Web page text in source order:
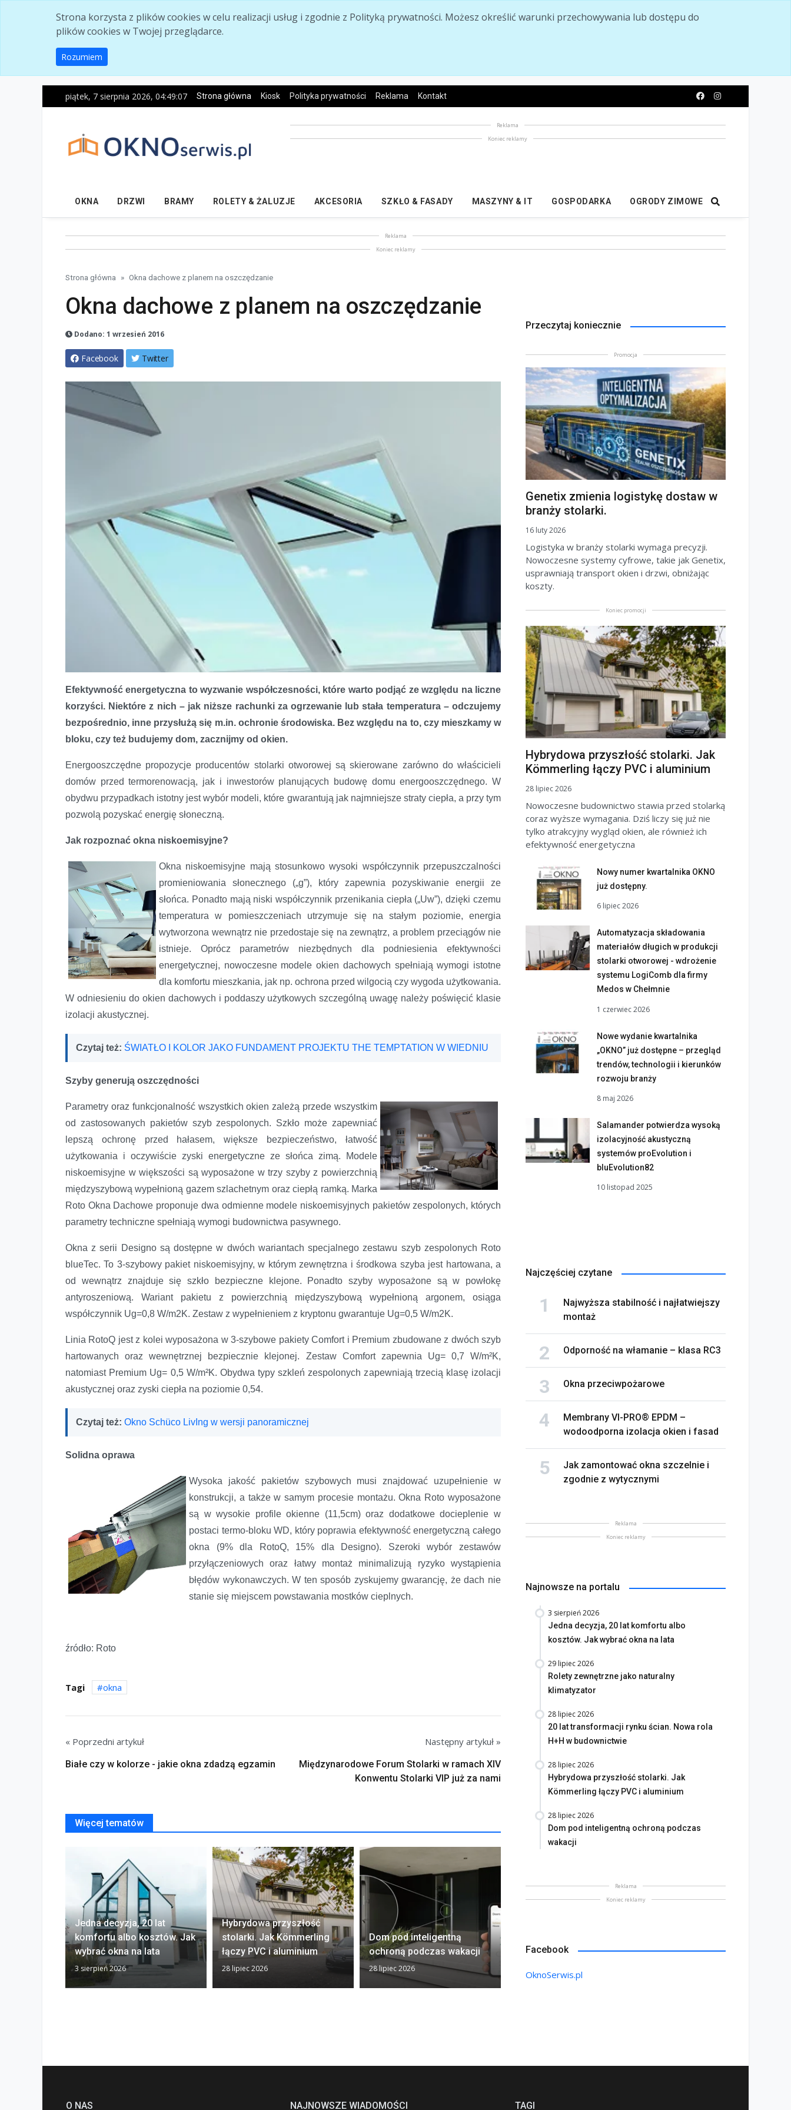
Strona korzysta z plików cookies w celu realizacji usług i zgodnie z Polityką prywatności. Możesz określić warunki przechowywania lub dostępu do
plików cookies w Twojej przeglądarce.
Rozumiem
piątek, 7 sierpnia 2026, 04:49:08 Strona główna Kiosk Polityka prywatności Reklama Kontakt
Reklama
Koniec reklamy
OKNA DRZWI BRAMY ROLETY & ŻALUZJE AKCESORIA SZKŁO & FASADY MASZYNY & IT GOSPODARKA OGRODY ZIMOWE
Reklama
Koniec reklamy
Strona główna Okna dachowe z planem na oszczędzanie
Okna dachowe z planem na oszczędzanie
Dodano: 1 wrzesień 2016
Facebook Twitter
Okna dachowe z planem na oszczędzanie
Efektywność energetyczna to wyzwanie współczesności, które warto podjąć ze względu na liczne
korzyści. Niektóre z nich – jak niższe rachunki za ogrzewanie lub stała temperatura – odczujemy
bezpośrednio, inne przysłużą się m.in. ochronie środowiska. Bez względu na to, czy mieszkamy w
bloku, czy też budujemy dom, zacznijmy od okien.
Energooszczędne propozycje producentów stolarki otworowej są skierowane zarówno do właścicieli
domów przed termorenowacją, jak i inwestorów planujących budowę domu energooszczędnego. W
obydwu przypadkach istotny jest wybór modeli, które gwarantują jak najmniejsze straty ciepła, a przy tym
pozwolą pozyskać energię słoneczną.
Jak rozpoznać okna niskoemisyjne?
Okna niskoemisyjne mają stosunkowo wysoki współczynnik przepuszczalności
promieniowania słonecznego („g”), który zapewnia pozyskiwanie energii ze
słońca. Ponadto mają niski współczynnik przenikania ciepła („Uw”), dzięki czemu
temperatura w pomieszczeniach utrzymuje się na stałym poziomie, energia
wytworzona wewnątrz nie przedostaje się na zewnątrz, a problem przeciągów nie
istnieje. Oprócz parametrów niezbędnych dla podniesienia efektywności
energetycznej, nowoczesne modele okien dachowych spełniają wymogi istotne
dla komfortu mieszkania, jak np. ochrona przed wilgocią czy wygoda użytkowania.
W odniesieniu do okien dachowych i poddaszy użytkowych szczególną uwagę należy poświęcić klasie
izolacji akustycznej.
Czytaj też: ŚWIATŁO I KOLOR JAKO FUNDAMENT PROJEKTU THE TEMPTATION W WIEDNIU
Szyby generują oszczędności
Parametry oraz funkcjonalność wszystkich okien zależą przede wszystkim
od zastosowanych pakietów szyb zespolonych. Szkło może zapewniać
lepszą ochronę przed hałasem, większe bezpieczeństwo, łatwość
użytkowania i oczywiście zyski energetyczne ze słońca zimą. Modele
niskoemisyjne w większości są wyposażone w trzy szyby z powierzchnią
międzyszybową wypełnioną gazem szlachetnym oraz ciepłą ramką. Marka
Roto Okna Dachowe proponuje dwa odmienne modele niskoemisyjnych pakietów zespolonych, których
parametry techniczne spełniają wymogi budownictwa pasywnego.
Okna z serii Designo są dostępne w dwóch wariantach specjalnego zestawu szyb zespolonych Roto
blueTec. To 3-szybowy pakiet niskoemisyjny, w którym zewnętrzna i środkowa szyba jest hartowana, a
od wewnątrz znajduje się szkło bezpieczne klejone. Ponadto szyby wyposażone są w powłokę
antyroszeniową. Wariant pakietu z powierzchnią międzyszybową wypełnioną argonem, osiąga
współczynnik Ug=0,8 W/m2K. Zestaw z wypełnieniem z kryptonu gwarantuje Ug=0,5 W/m2K.
Linia RotoQ jest z kolei wyposażona w 3-szybowe pakiety Comfort i Premium zbudowane z dwóch szyb
hartowanych oraz wewnętrznej bezpiecznie klejonej. Zestaw Comfort zapewnia Ug= 0,7 W/m²K,
natomiast Premium Ug= 0,5 W/m²K. Obydwa typy szkleń zespolonych zapewniają trzecią klasę izolacji
akustycznej oraz zyski ciepła na poziomie 0,54.
Czytaj też: Okno Schüco LivIng w wersji panoramicznej
Solidna oprawa
Wysoka jakość pakietów szybowych musi znajdować uzupełnienie w
konstrukcji, a także w samym procesie montażu. Okna Roto wyposażone
są w wysokie profile okienne (11,5cm) oraz dodatkowe docieplenie w
postaci termo-bloku WD, który poprawia efektywność energetyczną całego
okna (9% dla RotoQ, 15% dla Designo). Szeroki wybór zestawów
przyłączeniowych oraz łatwy montaż minimalizują ryzyko wystąpienia
błędów wykonawczych. W ten sposób zyskujemy gwarancję, że dach nie
stanie się miejscem powstawania mostków cieplnych.
źródło: Roto
Tagi okna
« Poprzedni artykuł
Białe czy w kolorze - jakie okna zdadzą egzamin
Następny artykuł »
Międzynarodowe Forum Stolarki w ramach XIV
Konwentu Stolarki VIP już za nami
Więcej tematów
Jedna decyzja, 20 lat
komfortu albo kosztów. Jak
wybrać okna na lata
3 sierpień 2026
Hybrydowa przyszłość
stolarki. Jak Kömmerling
łączy PVC i aluminium
28 lipiec 2026
Dom pod inteligentną
ochroną podczas wakacji
28 lipiec 2026
i automatyzacja
parametry
Przeczytaj koniecznie
Promocja
Genetix zmienia logistykę dostaw w
branży stolarki.
16 luty 2026
Logistyka w branży stolarki wymaga precyzji.
Nowoczesne systemy cyfrowe, takie jak Genetix,
usprawniają transport okien i drzwi, obniżając
koszty.
Koniec promocji
Hybrydowa przyszłość stolarki. Jak
Kömmerling łączy PVC i aluminium
28 lipiec 2026
Nowoczesne budownictwo stawia przed stolarką
coraz wyższe wymagania. Dziś liczy się już nie
tylko atrakcyjny wygląd okien, ale również ich
efektywność energetyczna
Nowy numer kwartalnika OKNO
już dostępny.
6 lipiec 2026
Automatyzacja składowania
materiałów długich w produkcji
stolarki otworowej - wdrożenie
systemu LogiComb dla firmy
Medos w Chełmnie
1 czerwiec 2026
Nowe wydanie kwartalnika
„OKNO” już dostępne – przegląd
trendów, technologii i kierunków
rozwoju branży
8 maj 2026
Salamander potwierdza wysoką
izolacyjność akustyczną
systemów proEvolution i
bluEvolution82
10 listopad 2025
Najczęściej czytane
Najwyższa stabilność i najłatwiejszy
montaż
Odporność na włamanie – klasa RC3
Okna przeciwpożarowe
Membrany VI-PRO® EPDM –
wodoodporna izolacja okien i fasad
Jak zamontować okna szczelnie i
zgodnie z wytycznymi
Reklama
Koniec reklamy
Najnowsze na portalu
3 sierpień 2026
Jedna decyzja, 20 lat komfortu albo
kosztów. Jak wybrać okna na lata
29 lipiec 2026
Rolety zewnętrzne jako naturalny
klimatyzator
28 lipiec 2026
20 lat transformacji rynku ścian. Nowa rola
H+H w budownictwie
28 lipiec 2026
Hybrydowa przyszłość stolarki. Jak
Kömmerling łączy PVC i aluminium
28 lipiec 2026
Dom pod inteligentną ochroną podczas
wakacji
Reklama
Koniec reklamy
Facebook
OknoSerwis.pl
O NAS NAJNOWSZE WIADOMOŚCI TAGI